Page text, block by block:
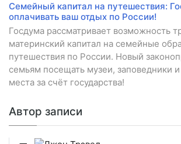
Семейный капитал на путешествия:
оплачивать ваш отдых по России!
Госдума рассматривает возможность
материнский капитал на семейные
путешествия по России. Новый
семьям посещать музеи, заповедники
места за счёт государства!
Автор записи